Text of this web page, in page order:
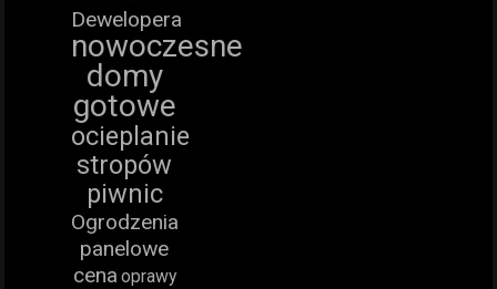
Dewelopera
nowoczesne
domy
gotowe
ocieplanie
stropów
piwnic
Ogrodzenia
panelowe
cena oprawy